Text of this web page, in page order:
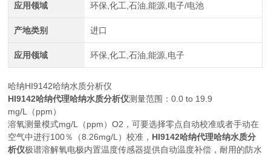
应用领域 环保,化工,石油,能源,电子/电池
产地类别 进口
应用领域 环保,化工,石油,能源,电子
哈纳HI9142哈纳水质分析仪
HI9142哈纳代理哈纳水质分析仪测量范围：0.0 to 19.9
mg/L（ppm）
溶氧测量模式mg/L（ppm）O2，可要选择零点自动校准或者手动在
空气中进行100％（8.26mg/L）校准， HI9142哈纳代理哈纳水质分
析仪极谱溶解氧电极内置温度传感器提供自动温度补偿，耐用的防水